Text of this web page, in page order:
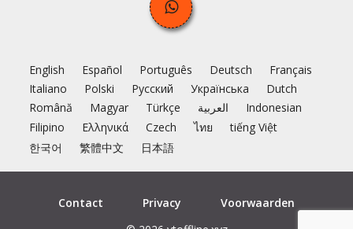
English Español Português Deutsch
Français
Italiano
Polski Русский Українська
Dutch
Română
Magyar Türkçe العربية
Indonesian
Filipino
Ελληνικά Czech ไทย
tiếng Việt
한국어
繁體中文 日本語
Contact Privacy
Voorwaarden